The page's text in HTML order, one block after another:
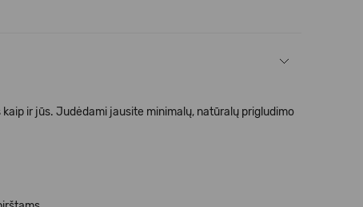
ir jūs. Judėdami jausite minimalų, natūralų prigludimo